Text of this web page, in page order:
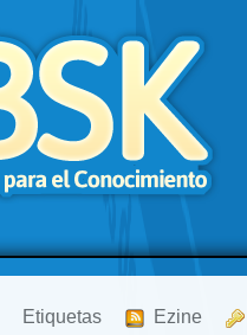
Etiquetas Ezine